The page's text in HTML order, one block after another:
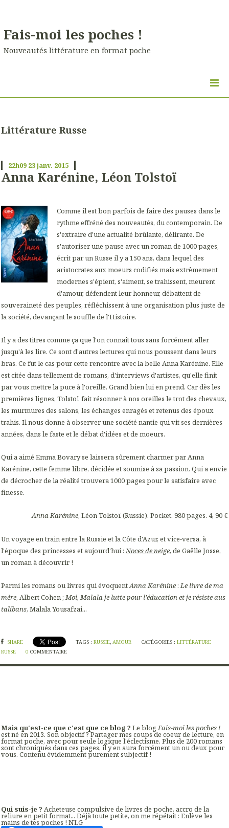
Fais-moi les poches !
Nouveautés littérature en format poche
Littérature Russe
22h09 23janv. 2015
Anna Karénine, Léon Tolstoï
Comme il est bon parfois de faire des pauses dans le
rythme effréné des nouveautés, du contemporain. De
s'extraire d'une actualité brûlante, délirante. De
s'autoriser une pause avec un roman de 1000 pages,
écrit par un Russe il y a 150 ans, dans lequel des
aristocrates aux moeurs codifiés mais extrêmement
modernes s'épient, s'aiment, se trahissent, meurent
d'amour, défendent leur honneur, débattent de
souveraineté des peuples, réfléchissent à une organisation plus juste de
la société, devançant le souffle de l'Histoire.
Il y a des titres comme ça que l'on connaît tous sans forcément aller
jusqu'à les lire. Ce sont d'autres lectures qui nous poussent dans leurs
bras. Ce fut le cas pour cette rencontre avec la belle Anna Karénine. Elle
est citée dans tellement de romans, d'interviews d'artistes, qu'elle finit
par vous mettre la puce à l'oreille. Grand bien lui en prend. Car dès les
premières lignes, Tolstoï fait résonner à nos oreilles le trot des chevaux,
les murmures des salons, les échanges enragés et retenus des époux
trahis. Il nous donne à observer une société nantie qui vit ses dernières
années, dans le faste et le débat d'idées et de moeurs.
Qui a aimé Emma Bovary se laissera sûrement charmer par Anna
Karénine, cette femme libre, décidée et soumise à sa passion. Qui a envie
de décrocher de la réalité trouvera 1000 pages pour le satisfaire avec
finesse.
Anna Karénine, Léon Tolstoï (Russie). Pocket. 980 pages. 4, 90 €
Un voyage en train entre la Russie et la Côte d'Azur, et vice-versa, à
l'époque des princesses et aujourd'hui :Noces de neige, de Gaëlle Josse,
un roman à découvrir !
Parmi les romans ou livres qui évoquentAnna Karénine:Le livre de ma
mère, Albert Cohen ;Moi, Malala je lutte pour l'éducation et je résiste aus
talibans, Malala Yousafzai...
SHARE TAGS :RUSSIE,AMOUR CATÉGORIES :LITTÉRATURE
RUSSE
0 COMMENTAIRE
Mais qu'est-ce que c'est que ce blog ? Le blogFais-moi les poches !
est né en 2013. Son objectif ? Partager mes coups de coeur de lecture, en
format poche, avec pour seule logique l'éclectisme. Plus de 200 romans
sont chroniqués dans ces pages, il y en aura forcément un ou deux pour
vous. Contenu évidemment purement subjectif !
Qui suis-je ? Acheteuse compulsive de livres de poche, accro de la
reliure en petit format... Déjà toute petite, on me répétait : Enlève les
mains de tes poches ! NLG